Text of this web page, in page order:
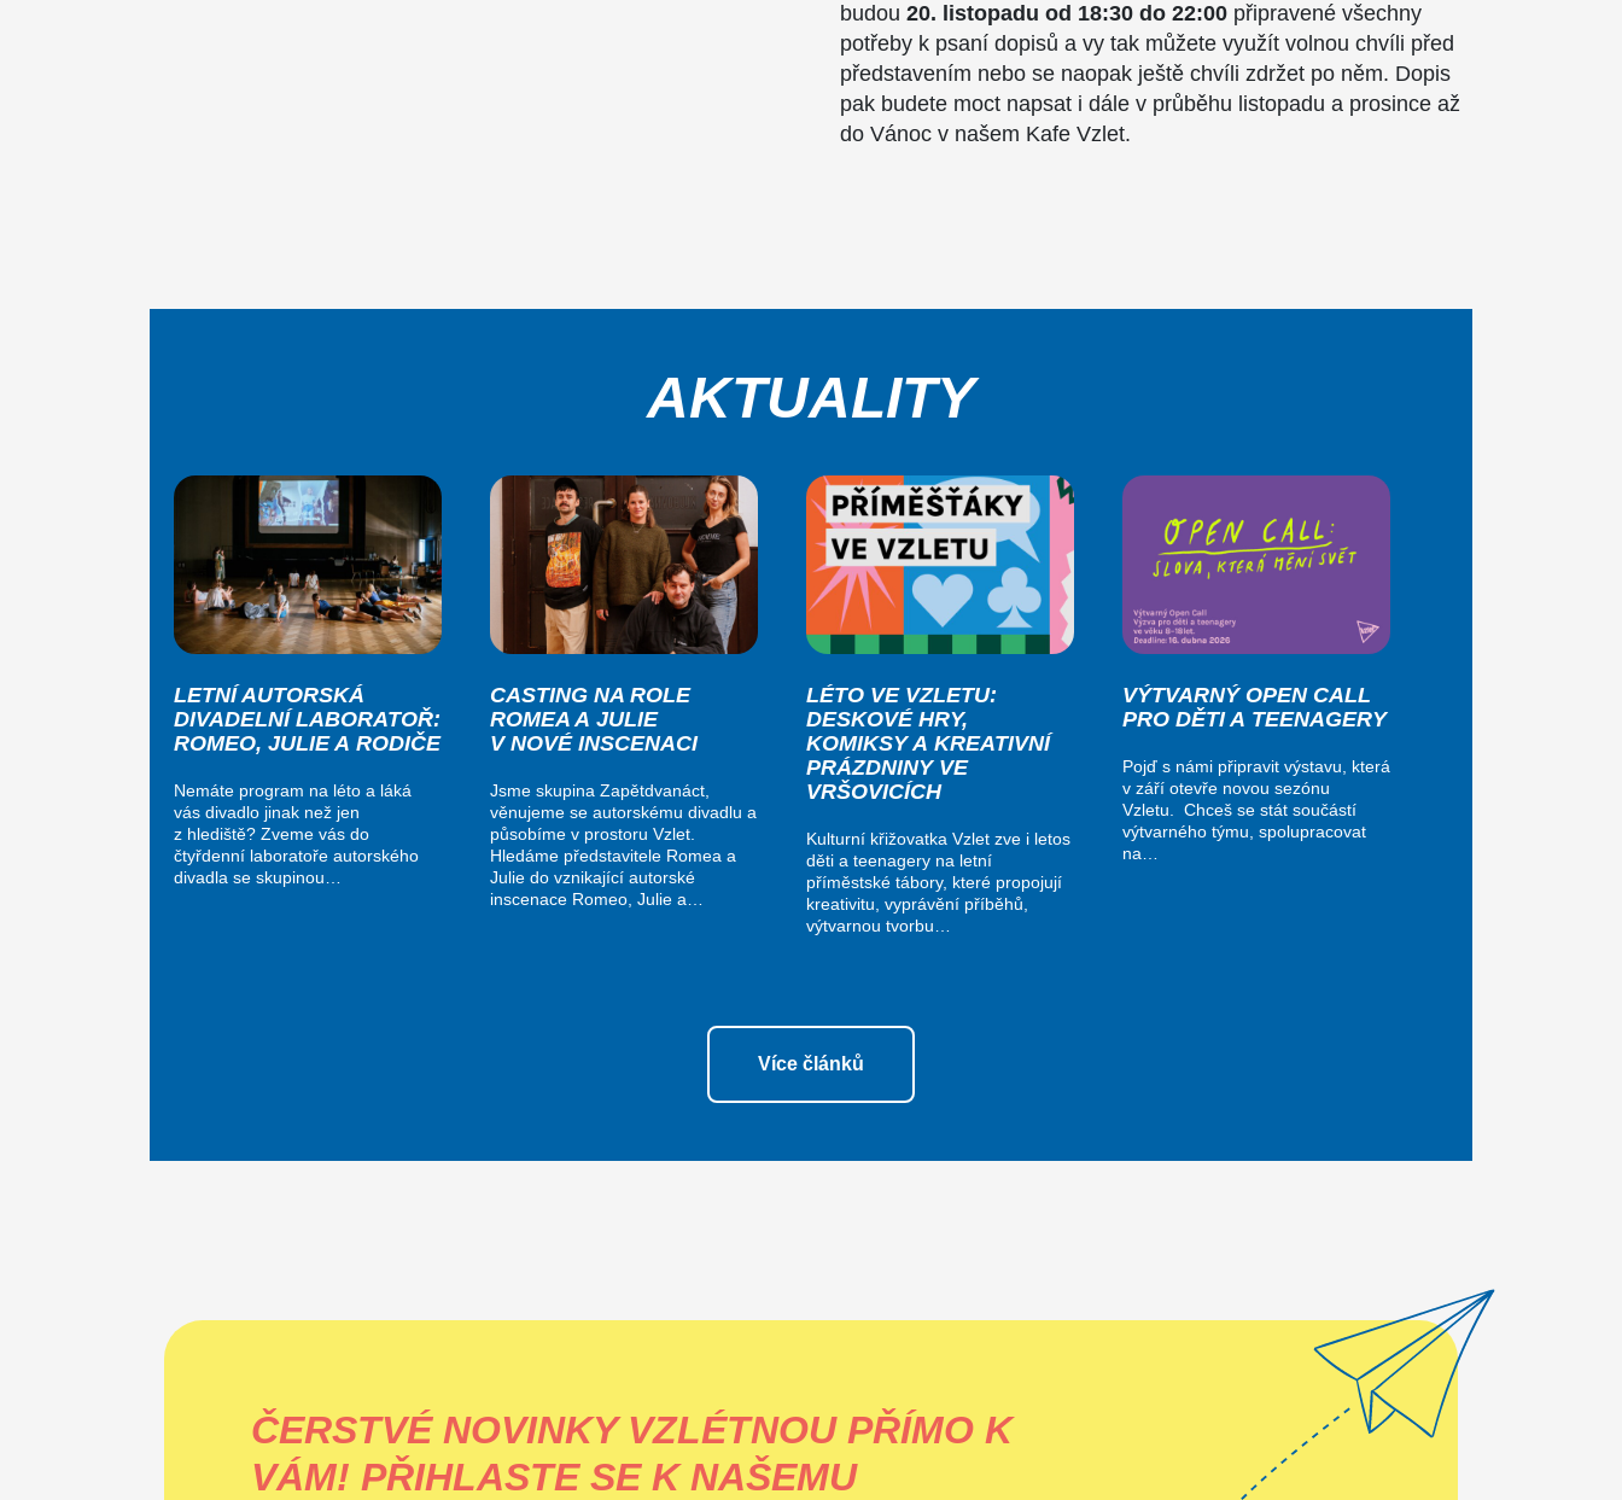
budou 20. listopadu od 18:30 do 22:00 připravené všechny
potřeby k psaní dopisů a vy tak můžete využít volnou chvíli před
představením nebo se naopak ještě chvíli zdržet po něm. Dopis
pak budete moct napsat i dále v průběhu listopadu a prosince až
do Vánoc v našem Kafe Vzlet.
AKTUALITY
LETNÍ AUTORSKÁ
DIVADELNÍ LABORATOŘ:
ROMEO, JULIE A RODIČE
Nemáte program na léto a láká
vás divadlo jinak než jen
z hlediště? Zveme vás do
čtyřdenní laboratoře autorského
divadla se skupinou…
CASTING NA ROLE
ROMEA A JULIE
V NOVÉ INSCENACI
Jsme skupina Zapětdvanáct,
věnujeme se autorskému divadlu a
působíme v prostoru Vzlet.
Hledáme představitele Romea a
Julie do vznikající autorské
inscenace Romeo, Julie a…
LÉTO VE VZLETU:
DESKOVÉ HRY,
KOMIKSY A KREATIVNÍ
PRÁZDNINY VE
VRŠOVICÍCH
Kulturní křižovatka Vzlet zve i letos
děti a teenagery na letní
příměstské tábory, které propojují
kreativitu, vyprávění příběhů,
výtvarnou tvorbu…
VÝTVARNÝ OPEN CALL
PRO DĚTI A TEENAGERY
Pojď s námi připravit výstavu, která
v září otevře novou sezónu
Vzletu. Chceš se stát součástí
výtvarného týmu, spolupracovat
na…
Více článků
ČERSTVÉ NOVINKY VZLÉTNOU PŘÍMO K
VÁM! PŘIHLASTE SE K NAŠEMU